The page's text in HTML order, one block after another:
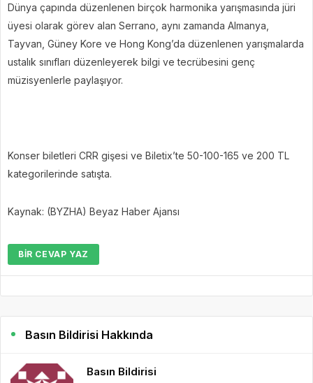
Dünya çapında düzenlenen birçok harmonika yarışmasında jüri
üyesi olarak görev alan Serrano, aynı zamanda Almanya,
Tayvan, Güney Kore ve Hong Kong’da düzenlenen yarışmalarda
ustalık sınıfları düzenleyerek bilgi ve tecrübesini genç
müzisyenlerle paylaşıyor.
Konser biletleri CRR gişesi ve Biletix’te 50-100-165 ve 200 TL
kategorilerinde satışta.
Kaynak: (BYZHA) Beyaz Haber Ajansı
BIR CEVAP YAZ
Basın Bildirisi Hakkında
Basın Bildirisi